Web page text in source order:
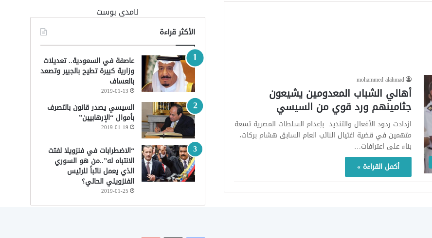
mohammed alahmad
أهالي الشباب المعدومين يشيعون
جثامينهم ورد قوي من السيسي
ازدادت ردود الأفعال والتنديد بإعدام السلطات المصرية تسعة
متهمين في قضية اغتيال النائب العام السابق هشام بركات،
بناء على اعترافات…
أكمل القراءة »
‏مدى بوست‏
الأكثر قراءة
عاصفة في السعودية.. تعديلات
وزارية كبيرة تطيح بالجبير وتصعد
بالعساف
2019-01-13
السيسي يصدر قانون بالتصرف
بأموال “الإرهابيين”
2019-01-19
“الاضطرابات في فنزويلا لفتت
الانتباه له”..من هو السوري
الذي يعمل نائباً للرئيس
الفنزويلي الحالي؟
2019-01-25